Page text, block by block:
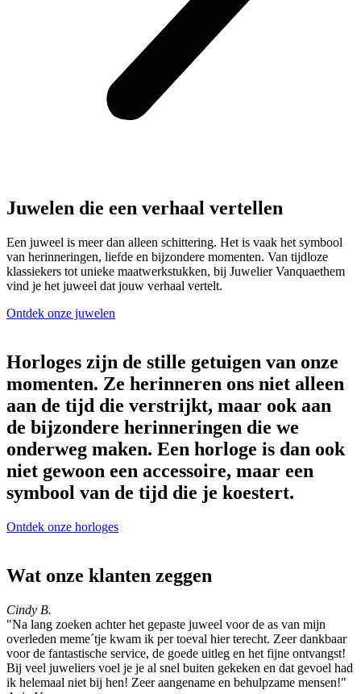
Juwelen die een verhaal vertellen
Een juweel is meer dan alleen schittering. Het is vaak het symbool
van herinneringen, liefde en bijzondere momenten. Van tijdloze
klassiekers tot unieke maatwerkstukken, bij Juwelier Vanquaethem
vind je het juweel dat jouw verhaal vertelt.
Ontdek onze juwelen
Horloges zijn de stille getuigen van onze
momenten. Ze herinneren ons niet alleen
aan de tijd die verstrijkt, maar ook aan
de bijzondere herinneringen die we
onderweg maken. Een horloge is dan ook
niet gewoon een accessoire, maar een
symbool van de tijd die je koestert.
Ontdek onze horloges
Wat onze klanten zeggen
Cindy B.
"Na lang zoeken achter het gepaste juweel voor de as van mijn
overleden meme´tje kwam ik per toeval hier terecht. Zeer dankbaar
voor de fantastische service, de goede uitleg en het fijne ontvangst!
Bij veel juweliers voel je je al snel buiten gekeken en dat gevoel had
ik helemaal niet bij hen! Zeer aangename en behulpzame mensen!"